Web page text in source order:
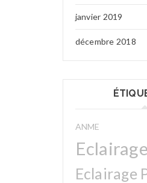
janvier 2019
décembre 2018
ANME
Eclairage